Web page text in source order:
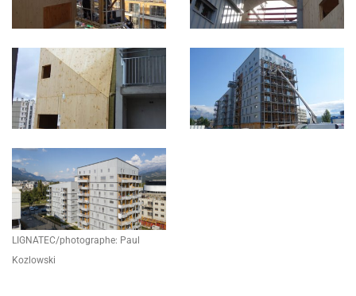
LIGNATEC/photographe: Paul
Kozlowski